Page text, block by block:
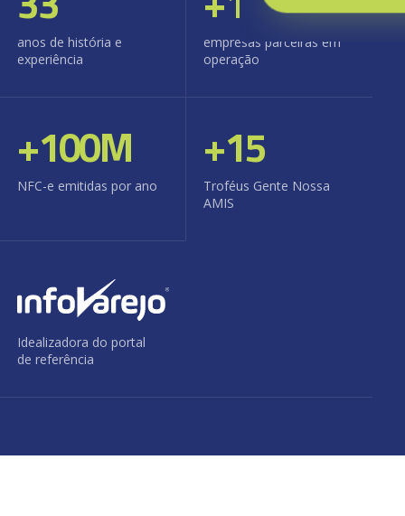
anos de história e
experiência
empresas parceiras em
operação
+100M
NFC-e emitidas por ano
+15
Troféus Gente Nossa
AMIS
Idealizadora do portal
de referência